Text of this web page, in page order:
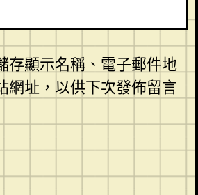
存顯示名稱、電子郵件地
網址，以供下次發佈留言